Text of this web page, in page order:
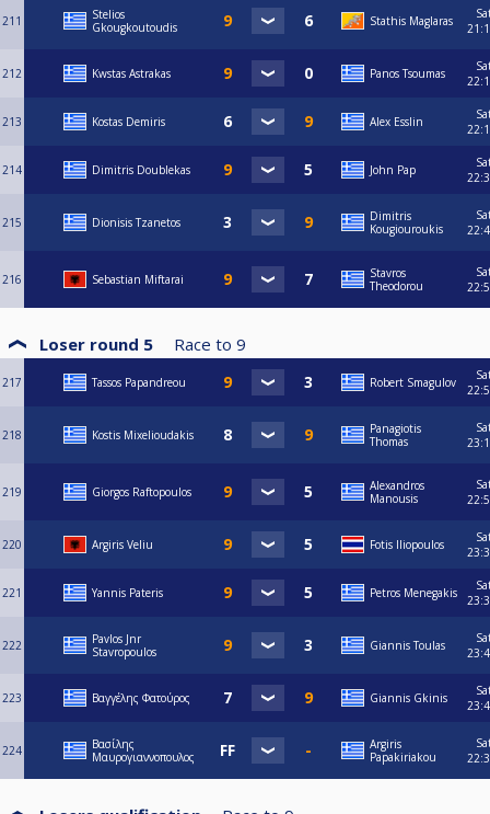
211
Stelios
Gkougkoutoudis
Stathis Maglaras
212 Kwstas Astrakas Panos Tsoumas
213 Kostas Demiris Alex Esslin
214 Dimitris Doublekas John Pap
215 Dionisis Tzanetos
Dimitris
Kougiouroukis
216 Sebastian Miftarai
Stavros
Theodorou
Loser round 5 Race to 9
217 Tassos Papandreou Robert Smagulov
218 Kostis Mixelioudakis
Panagiotis
Thomas
219 Giorgos Raftopoulos
Alexandros
Manousis
220 Argiris Veliu Fotis Iliopoulos
221 Yannis Pateris Petros Menegakis
222
Pavlos Jnr
Stavropoulos
Giannis Toulas
223 Βαγγέλης Φατούρος Giannis Gkinis
224
Βασίλης
Μαυρογιαννοπουλος
Argiris
Papakiriakou